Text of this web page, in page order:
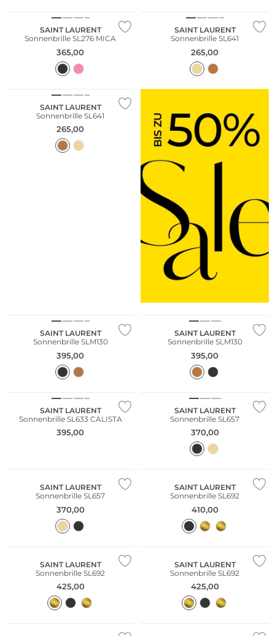
SAINT LAURENT
Sonnenbrille SL276 MICA
365,00
SAINT LAURENT
Sonnenbrille SL641
265,00
SAINT LAURENT
Sonnenbrille SL641
265,00
SAINT LAURENT
Sonnenbrille SLM130
395,00
SAINT LAURENT
Sonnenbrille SLM130
395,00
SAINT LAURENT
Sonnenbrille SL633 CALISTA
395,00
SAINT LAURENT
Sonnenbrille SL657
370,00
SAINT LAURENT
Sonnenbrille SL657
370,00
SAINT LAURENT
Sonnenbrille SL692
410,00
SAINT LAURENT
Sonnenbrille SL692
425,00
SAINT LAURENT
Sonnenbrille SL692
425,00